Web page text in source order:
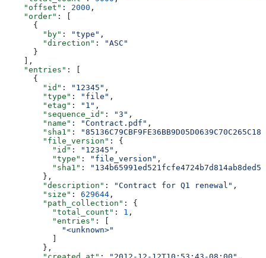
    "offset"
: 2000 ,
    "order"
: [
      {
        "by"
: "type" ,
        "direction"
:
"ASC"
      }
    ],
    "entries"
: [
      {
        "id"
: "12345" ,
        "type"
: "file" ,
        "etag"
: "1" ,
        "sequence_id"
: "3" ,
        "name"
: "Contract.pdf" ,
        "sha1"
:
        "file_version"
: {
          "id"
: "12345" ,
          "type"
: "file_version" ,
          "sha1"
:
        },
        "description"
: "Contract for Q1 renewal" ,
        "size"
: 629644 ,
        "path_collection"
: {
          "total_count"
: 1 ,
          "entries"
: [
            "<unknown>"
          ]
        },